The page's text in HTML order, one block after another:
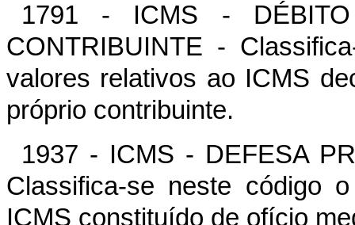
1791 - ICMS - DÉBITO
CONTRIBUINTE -
valores relativos ao ICMS
próprio contribuinte.
1937 - ICMS - DEFESA
Classifica-se neste código
ICMS constituído de ofício